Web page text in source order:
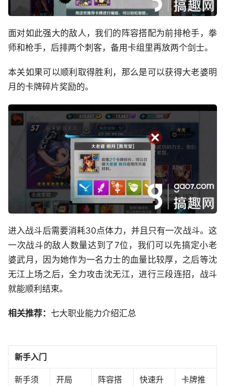
面对如此强大的敌人，我们的阵容搭配为前排枪手，拳
师和枪手，后排两个刺客，备用卡组里再放两个剑士。
本关如果可以顺利取得胜利，那么是可以获得大老婆明
月的卡牌碎片奖励的。
进入战斗后需要消耗30点体力，并且只有一次战斗。这
一次战斗的敌人数量达到了7位，我们可以先搞定小老
婆武月，因为她作为一名力士的血量比较厚，之后等沈
无江上场之后，全力攻击沈无江，进行三段连招，战斗
就能顺利结束。
相关推荐： 七大职业能力介绍汇总
新手入门
新手须 开局 阵容搭 快速升 卡牌推